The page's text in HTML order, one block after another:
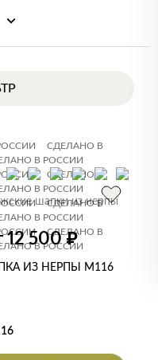
СДЕЛАНО В
В РОССИИ
СДЕЛАНО В
В РОССИИ
СДЕЛАНО В
В РОССИИ
СДЕЛАНО В
В РОССИИ
шапки из нерпы
12 500₽
ИЗ НЕРПЫ M116